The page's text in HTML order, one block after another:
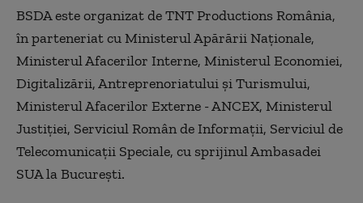
BSDA este organizat de TNT Productions România,
în parteneriat cu Ministerul Apărării Naţionale,
Ministerul Afacerilor Interne, Ministerul Economiei,
Digitalizării, Antreprenoriatului şi Turismului,
Ministerul Afacerilor Externe - ANCEX, Ministerul
Justiţiei, Serviciul Român de Informaţii, Serviciul de
Telecomunicaţii Speciale, cu sprijinul Ambasadei
SUA la Bucureşti.